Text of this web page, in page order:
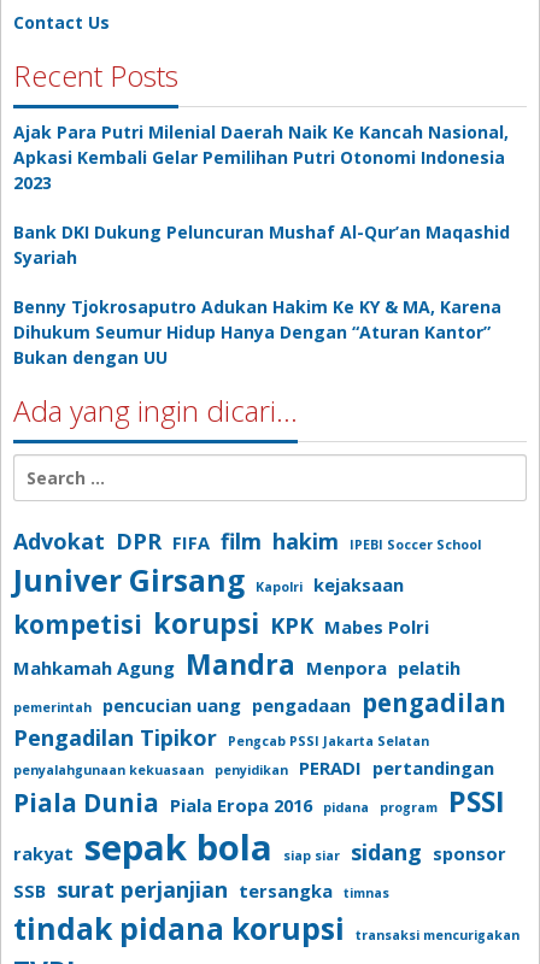
Contact Us
Recent Posts
Ajak Para Putri Milenial Daerah Naik Ke Kancah Nasional,
Apkasi Kembali Gelar Pemilihan Putri Otonomi Indonesia
2023
Bank DKI Dukung Peluncuran Mushaf Al-Qur’an Maqashid
Syariah
Benny Tjokrosaputro Adukan Hakim Ke KY & MA, Karena
Dihukum Seumur Hidup Hanya Dengan “Aturan Kantor”
Bukan dengan UU
Ada yang ingin dicari…
Search
for:
Advokat DPR FIFA film hakim IPEBI Soccer School
Juniver Girsang Kapolri kejaksaan
kompetisi korupsi KPK Mabes Polri
Mahkamah Agung Mandra Menpora pelatih
pemerintah pencucian uang pengadaan pengadilan
Pengadilan Tipikor
Pengcab PSSI Jakarta Selatan
penyalahgunaan kekuasaan
penyidikan PERADI pertandingan
Piala Dunia Piala Eropa 2016 pidana program PSSI
rakyat sepak bola siap siar sidang sponsor
SSB surat perjanjian tersangka timnas
tindak pidana korupsi transaksi mencurigakan